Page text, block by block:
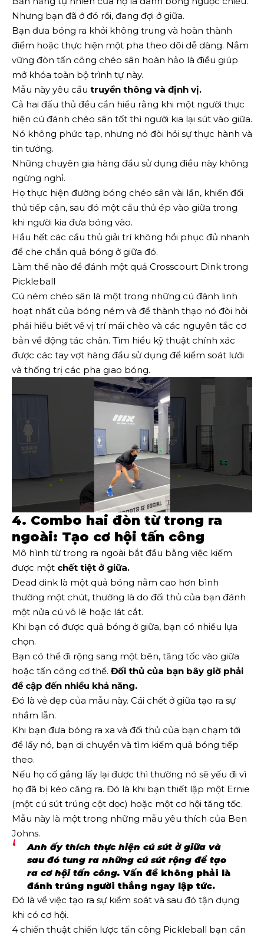
Nhưng bạn đã ở đó rồi, đang đợi ở giữa.
Bạn đưa bóng ra khỏi không trung và hoàn thành
điểm hoặc thực hiện một pha theo dõi dễ dàng. Nắm
vững đòn tấn công chéo sân hoàn hảo là điều giúp
mở khóa toàn bộ trình tự này.
Mẫu này yêu cầu truyền thông và định vị.
Cả hai đấu thủ đều cần hiểu rằng khi một người thực
hiện cú đánh chéo sân tốt thì người kia lại sút vào giữa.
Nó không phức tạp, nhưng nó đòi hỏi sự thực hành và
tin tưởng.
Những chuyên gia hàng đầu sử dụng điều này không
ngừng nghỉ.
Họ thực hiện đường bóng chéo sân vài lần, khiến đối
thủ tiếp cận, sau đó một cầu thủ ép vào giữa trong
khi người kia đưa bóng vào.
Hầu hết các cầu thủ giải trí không hồi phục đủ nhanh
để che chắn quả bóng ở giữa đó.
Làm thế nào để đánh một quả Crosscourt Dink trong
Pickleball
Cú ném chéo sân là một trong những cú đánh linh
hoạt nhất của bóng ném và để thành thạo nó đòi hỏi
phải hiểu biết về vị trí mái chèo và các nguyên tắc cơ
bản về động tác chân. Tìm hiểu kỹ thuật chính xác
được các tay vợt hàng đầu sử dụng để kiểm soát lưới
và thống trị các pha giao bóng.
4. Combo hai đòn từ trong ra
ngoài: Tạo cơ hội tấn công
Mô hình từ trong ra ngoài bắt đầu bằng việc kiếm
được một chết tiệt ở giữa.
Dead dink là một quả bóng nằm cao hơn bình
thường một chút, thường là do đối thủ của bạn đánh
một nửa cú vô lê hoặc lát cắt.
Khi bạn có được quả bóng ở giữa, bạn có nhiều lựa
chọn.
Bạn có thể đi rộng sang một bên, tăng tốc vào giữa
hoặc tấn công cơ thể. Đối thủ của bạn bây giờ phải
đề cập đến nhiều khả năng.
Đó là vẻ đẹp của mẫu này. Cái chết ở giữa tạo ra sự
nhầm lẫn.
Khi bạn đưa bóng ra xa và đối thủ của bạn chạm tới
để lấy nó, bạn di chuyển và tìm kiếm quả bóng tiếp
theo.
Nếu họ cố gắng lấy lại được thì thường nó sẽ yếu đi vì
họ đã bị kéo căng ra. Đó là khi bạn thiết lập một Ernie
(một cú sút trúng cột dọc) hoặc một cơ hội tăng tốc.
Mẫu này là một trong những mẫu yêu thích của Ben
Johns.
Anh ấy thích thực hiện cú sút ở giữa và
sau đó tung ra những cú sút rộng để tạo
ra cơ hội tấn công. Vấn đề không phải là
đánh trúng người thắng ngay lập tức.
Đó là về việc tạo ra sự kiểm soát và sau đó tận dụng
khi có cơ hội.
4 chiến thuật chiến lược tấn công Pickleball bạn cần